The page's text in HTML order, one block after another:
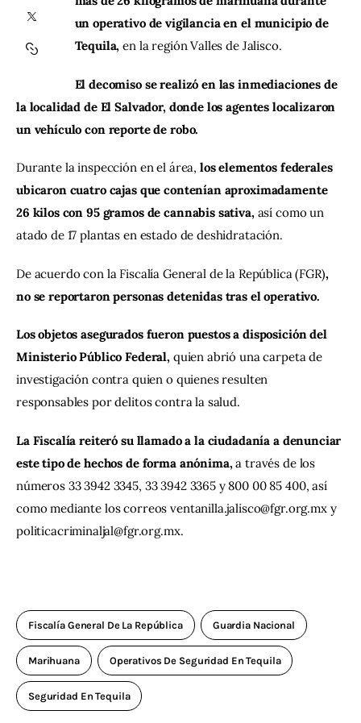
Contacto
un operativo de vigilancia en el municipio de
Tequila, en la región Valles de Jalisco.
El decomiso se realizó en las inmediaciones de
la localidad de El Salvador, donde los agentes localizaron
un vehículo con reporte de robo.
Durante la inspección en el área, los elementos federales
ubicaron cuatro cajas que contenían aproximadamente
26 kilos con 95 gramos de cannabis sativa, así como un
atado de 17 plantas en estado de deshidratación.
De acuerdo con la Fiscalía General de la República (FGR),
no se reportaron personas detenidas tras el operativo.
Los objetos asegurados fueron puestos a disposición del
Ministerio Público Federal, quien abrió una carpeta de
investigación contra quien o quienes resulten
responsables por delitos contra la salud.
La Fiscalía reiteró su llamado a la ciudadanía a denunciar
este tipo de hechos de forma anónima, a través de los
números 33 3942 3345, 33 3942 3365 y 800 00 85 400, así
como mediante los correos ventanilla.jalisco@fgr.org.mx y
politicacriminaljal@fgr.org.mx.
Fiscalía General De La República Guardia Nacional
Marihuana Operativos De Seguridad En Tequila
Seguridad En Tequila